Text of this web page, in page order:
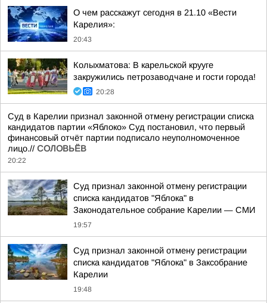
О чем расскажут сегодня в 21.10 «Вести
Карелия»:
20:43
Колыхматова: В карельской крууге
закружились петрозаводчане и гости города!
20:28
Суд в Карелии признал законной отмену регистрации списка
кандидатов партии «Яблоко» Суд постановил, что первый
финансовый отчёт партии подписало неуполномоченное
лицо.// СОЛОВЬЁВ
20:22
Суд признал законной отмену регистрации
списка кандидатов "Яблока" в
Законодательное собрание Карелии — СМИ
19:57
Суд признал законной отмену регистрации
списка кандидатов "Яблока" в Заксобрание
Карелии
19:48